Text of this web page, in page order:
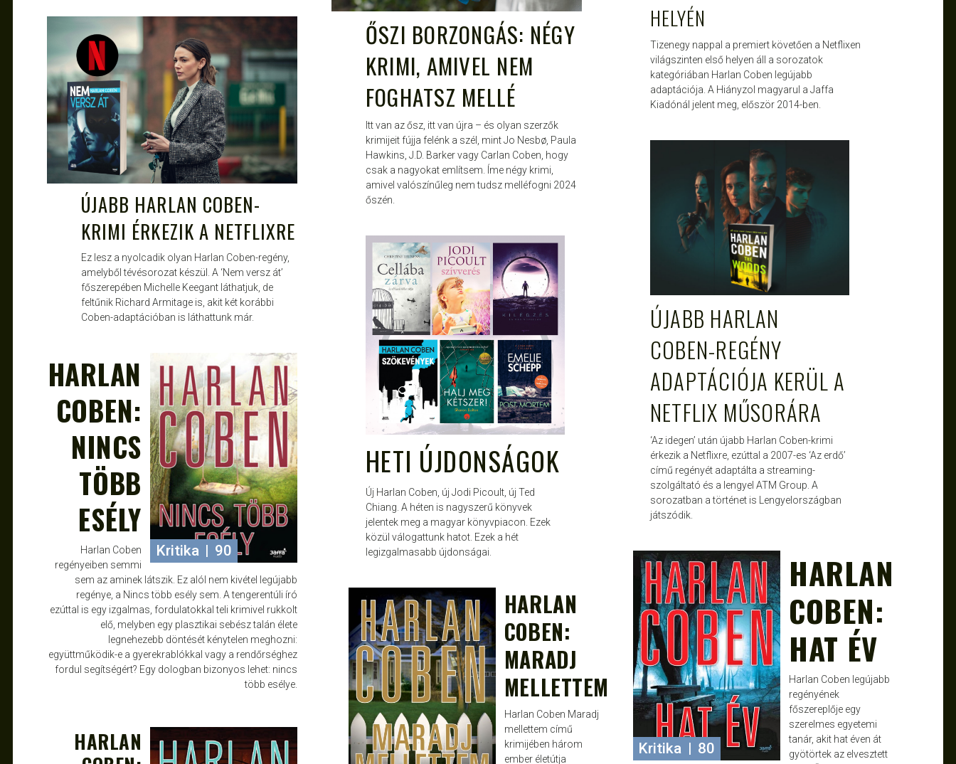
HELYÉN
Tizenegy nappal a premiert követően a Netflixen
világszinten első helyen áll a sorozatok
kategóriában Harlan Coben legújabb
adaptációja. A Hiányzol magyarul a Jaffa
Kiadónál jelent meg, először 2014-ben.
ŐSZI BORZONGÁS: NÉGY
KRIMI, AMIVEL NEM
FOGHATSZ MELLÉ
Itt van az ősz, itt van újra – és olyan szerzők
krimijeit fújja felénk a szél, mint Jo Nesbø, Paula
Hawkins, J.D. Barker vagy Carlan Coben, hogy
csak a nagyokat említsem. Íme négy krimi,
amivel valószínűleg nem tudsz melléfogni 2024
őszén.
ATTILA FEBR 25, 2023
ÚJABB HARLAN COBEN-
KRIMI ÉRKEZIK A NETFLIXRE
Ez lesz a nyolcadik olyan Harlan Coben-regény,
amelyből tévésorozat készül. A ‘Nem versz át’
főszerepében Michelle Keegant láthatjuk, de
feltűnik Richard Armitage is, akit két korábbi
Coben-adaptációban is láthattunk már.
MÁJ 24, 2020
ÚJABB HARLAN
COBEN-REGÉNY
ADAPTÁCIÓJA KERÜL A
NETFLIX MŰSORÁRA
‘Az idegen’ után újabb Harlan Coben-krimi
érkezik a Netflixre, ezúttal a 2007-es ‘Az erdő’
című regényét adaptálta a streaming-
szolgáltató és a lengyel ATM Group. A
sorozatban a történet is Lengyelországban
játszódik.
ATTILA MÁJ 11, 2019
HETI ÚJDONSÁGOK
Új Harlan Coben, új Jodi Picoult, új Ted
Chiang. A héten is nagyszerű könyvek
jelentek meg a magyar könyvpiacon. Ezek
közül válogattunk hatot. Ezek a hét
legizgalmasabb újdonságai.
ROBERTO
JÚL 8, 2014
Kritika | 90
HARLAN
COBEN:
NINCS
TÖBB
ESÉLY
Harlan Coben
regényeiben semmi
sem az aminek látszik. Ez alól nem kivétel legújabb
regénye, a Nincs több esély sem. A tengerentúli író
ezúttal is egy izgalmas, fordulatokkal teli krimivel rukkolt
elő, melyben egy plasztikai sebész talán élete
legnehezebb döntését kénytelen meghozni:
együttműködik-e a gyerekrablókkal vagy a rendőrséghez
fordul segítségért? Egy dologban bizonyos lehet: nincs
több esélye.
ATTILA DEC 12, 2013
Kritika 80
HARLAN
COBEN:
HAT ÉV
Harlan Coben legújabb
regényének
főszereplője egy
szerelmes egyetemi
tanár, akit hat éven át
gyötörtek az elvesztett
ATTILA AUG 28, 2013 HARLAN
COBEN:
MARADJ
MELLETTEM
Harlan Coben Maradj
mellettem című
krimijében három
ember életútja
ATTILA
MÁJ 2, 2013
HARLAN